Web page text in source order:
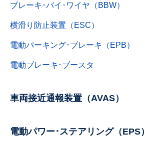
ブレーキ･バイ･ワイヤ（BBW）
横滑り防止装置（ESC）
電動パーキング･ブレーキ（EPB）
電動ブレーキ･ブースタ
車両接近通報装置（AVAS）
電動パワー･ステアリング（EPS）